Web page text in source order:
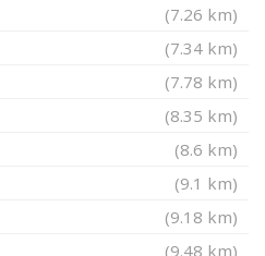
(7.26 km)
(7.34 km)
(7.78 km)
(8.35 km)
(8.6 km)
(9.1 km)
(9.18 km)
(9.48 km)